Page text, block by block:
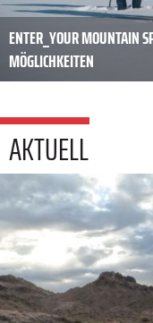
ENTER_YOUR MOUNTAIN
MÖGLICHKEITEN
AKTUELL